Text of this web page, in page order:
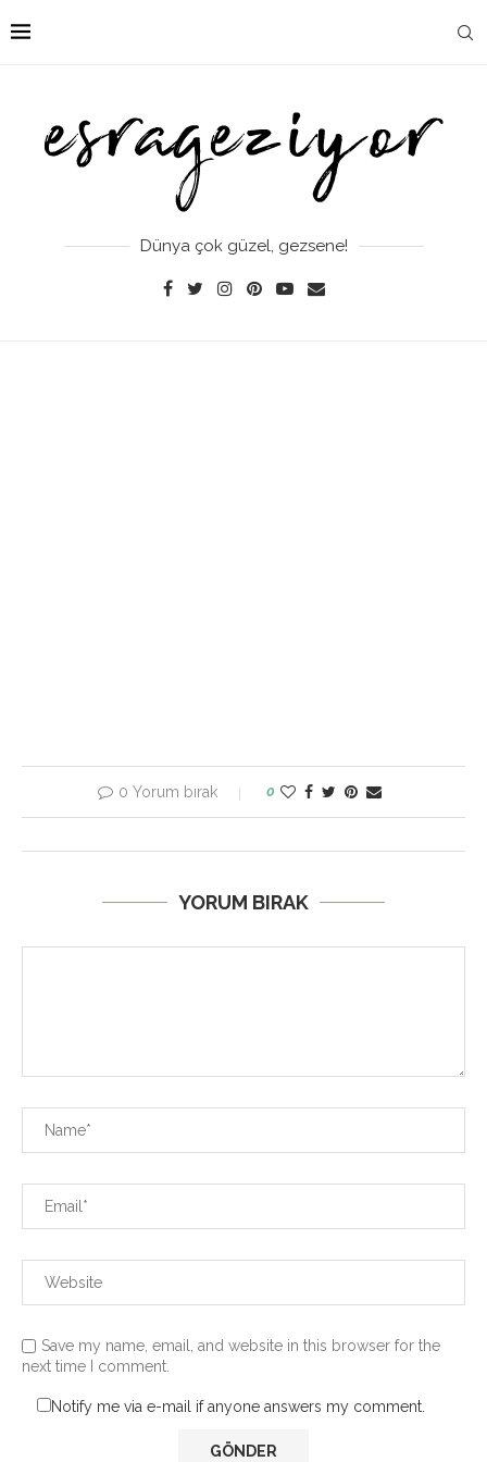
Dünya çok güzel, gezsene!
0 Yorum bırak 0
YORUM BIRAK
Save my name, email, and website in this browser for the
next time I comment.
Notify me via e-mail if anyone answers my comment.